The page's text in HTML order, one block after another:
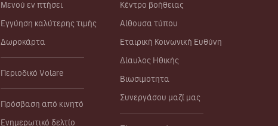
Μενού εν πτήσει
Εγγύηση καλύτερης τιμής
Δωροκάρτα
Περιοδικό Volare
Πρόσβαση από κινητό
Ενημερωτικό δελτίο
Κέντρο βοήθειας
Αίθουσα τύπου
Εταιρική Κοινωνική Ευθύνη
Δίαυλος Ηθικής
Βιωσιμοτητα
Συνεργάσου μαζί μας